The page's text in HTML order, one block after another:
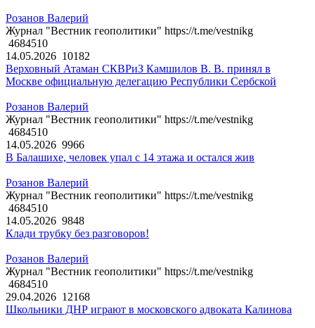
Розанов Валерий
Журнал "Вестник геополитики" https://t.me/vestnikg
4684510
14.05.2026 10182
Верховный Атаман СКВРиЗ Камшилов В. В. принял в
Москве официальную делегацию Республики Сербской
Розанов Валерий
Журнал "Вестник геополитики" https://t.me/vestnikg
4684510
14.05.2026 9966
В Балашихе, человек упал с 14 этажа и остался жив
Розанов Валерий
Журнал "Вестник геополитики" https://t.me/vestnikg
4684510
14.05.2026 9848
Клади трубку без разговоров!
Розанов Валерий
Журнал "Вестник геополитики" https://t.me/vestnikg
4684510
29.04.2026 12168
Школьники ДНР играют в московского адвоката Калинова